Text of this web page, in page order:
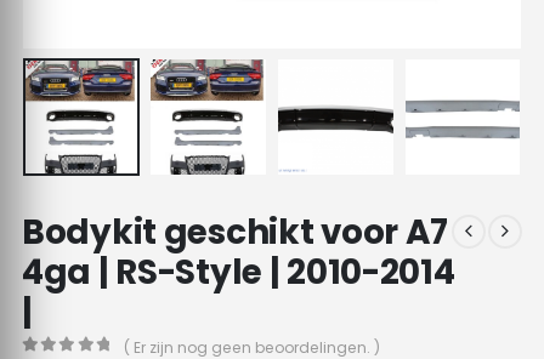
Bodykit geschikt voor A7
4ga | RS-Style | 2010-2014
|
( Er zijn nog geen beoordelingen. )